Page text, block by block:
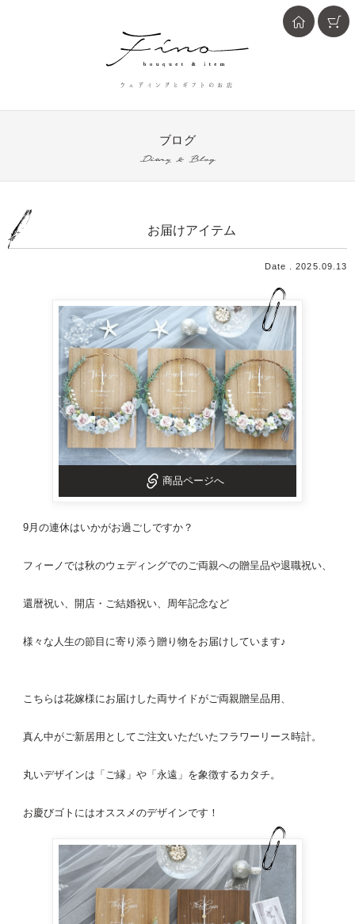
ウェディングとギフトのお店
ブログ
Diary & Blog
お届けアイテム
Date . 2025.09.13
商品ページへ
9月の連休はいかがお過ごしですか？
フィーノでは秋のウェディングでのご両親への贈呈品や退職祝い、
還暦祝い、開店・ご結婚祝い、周年記念など
様々な人生の節目に寄り添う贈り物をお届けしています♪
こちらは花嫁様にお届けした両サイドがご両親贈呈品用、
真ん中がご新居用としてご注文いただいたフラワーリース時計。
丸いデザインは「ご縁」や「永遠」を象徴するカタチ。
お慶びゴトにはオススメのデザインです！